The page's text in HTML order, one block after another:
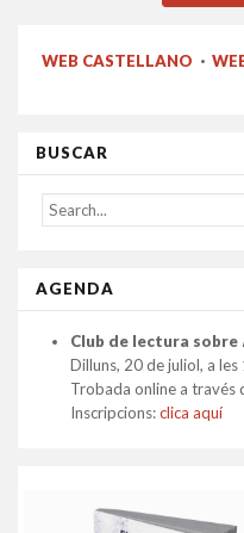
WEB CASTELLANO ·
BUSCAR
SEARCH
FOR...
AGENDA
Club de lectura sobre
Dilluns, 20 de juliol, a les
Trobada online a través
Inscripcions:clica aquí